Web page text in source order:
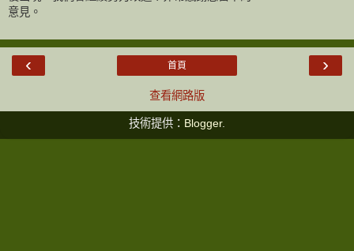
意見。
‹ ›
首頁
查看網路版
技術提供： Blogger.